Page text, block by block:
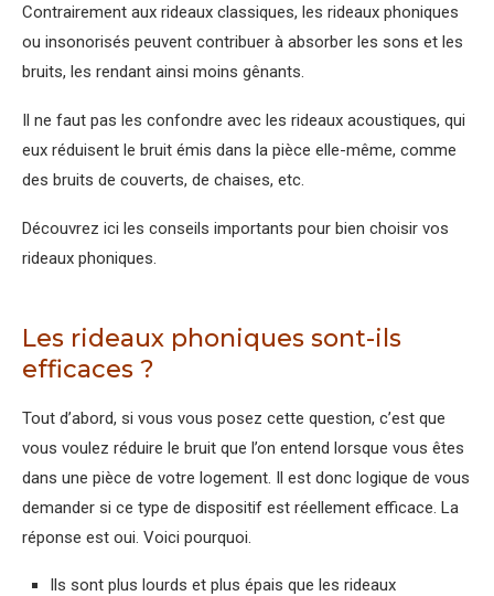
Contrairement aux rideaux classiques, les rideaux phoniques
ou insonorisés peuvent contribuer à absorber les sons et les
bruits, les rendant ainsi moins gênants.
Il ne faut pas les confondre avec les rideaux acoustiques, qui
eux réduisent le bruit émis dans la pièce elle-même, comme
des bruits de couverts, de chaises, etc.
Découvrez ici les conseils importants pour bien choisir vos
rideaux phoniques.
Les rideaux phoniques sont-ils
efficaces ?
Tout d’abord, si vous vous posez cette question, c’est que
vous voulez réduire le bruit que l’on entend lorsque vous êtes
dans une pièce de votre logement. Il est donc logique de vous
demander si ce type de dispositif est réellement efficace. La
réponse est oui. Voici pourquoi.
Ils sont plus lourds et plus épais que les rideaux